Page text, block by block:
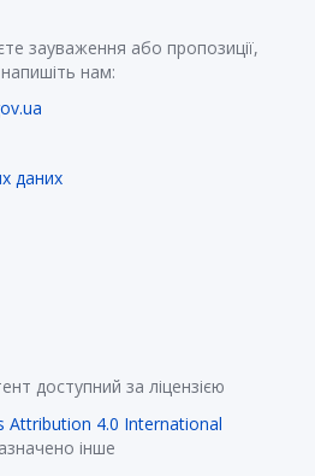
зауваження або пропозиції,
нам:
даних
доступний за ліцензією
Attribution 4.0 International
інше